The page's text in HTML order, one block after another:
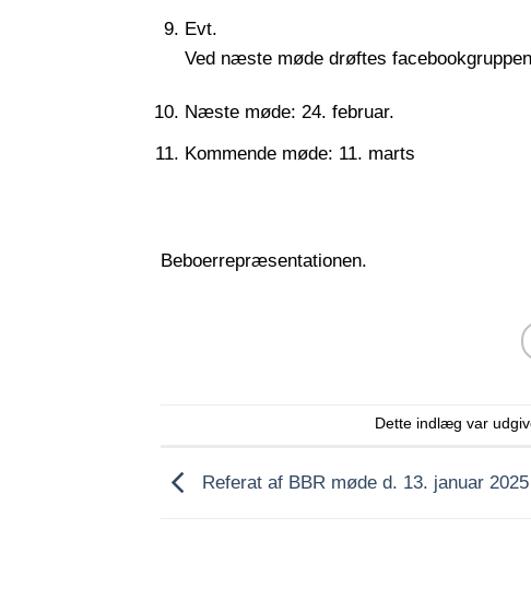
Evt.
Ved næste møde drøftes facebookgruppen
Næste møde: 24. februar.
Kommende møde: 11. marts
Beboerrepræsentationen.
Dette indlæg var
Referat af BBR møde d. 13. januar 2025